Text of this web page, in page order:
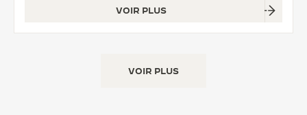
VOIR PLUS
VOIR PLUS